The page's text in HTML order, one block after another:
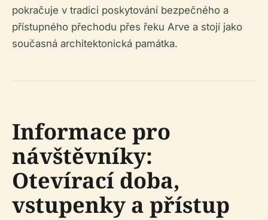
pokračuje v tradici poskytování bezpečného a
přístupného přechodu přes řeku Arve a stojí jako
současná architektonická památka.
Informace pro
návštěvníky:
Otevírací doba,
vstupenky a přístup